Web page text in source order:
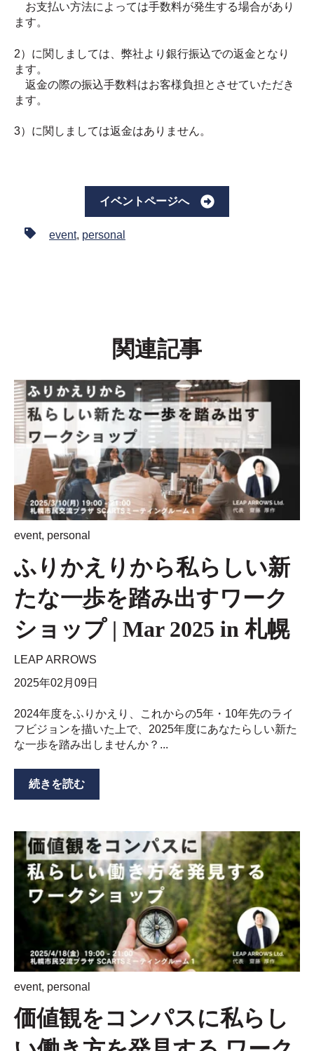
お支払い方法によっては手数料が発生する場合があり
ます。
2）に関しましては、弊社より銀行振込での返金となり
ます。
返金の際の振込手数料はお客様負担とさせていただき
ます。
3）に関しましては返金はありません。
イベントページへ
event, personal
関連記事
event, personal
ふりかえりから私らしい新
たな一歩を踏み出すワーク
ショップ | Mar 2025 in 札幌
LEAP ARROWS
2025年02月09日
2024年度をふりかえり、これからの5年・10年先のライ
フビジョンを描いた上で、2025年度にあなたらしい新た
な一歩を踏み出しませんか？...
続きを読む
event, personal
価値観をコンパスに私らし